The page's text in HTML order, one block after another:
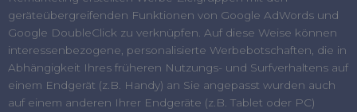
geräteübergreifenden Funktionen von Google AdWords und
Google DoubleClick zu verknüpfen. Auf diese Weise können
interessenbezogene, personalisierte Werbebotschaften, die in
Abhängigkeit Ihres früheren Nutzungs- und Surfverhaltens auf
einem Endgerät (z.B. Handy) an Sie angepasst wurden auch
auf einem anderen Ihrer Endgeräte (z.B. Tablet oder PC)